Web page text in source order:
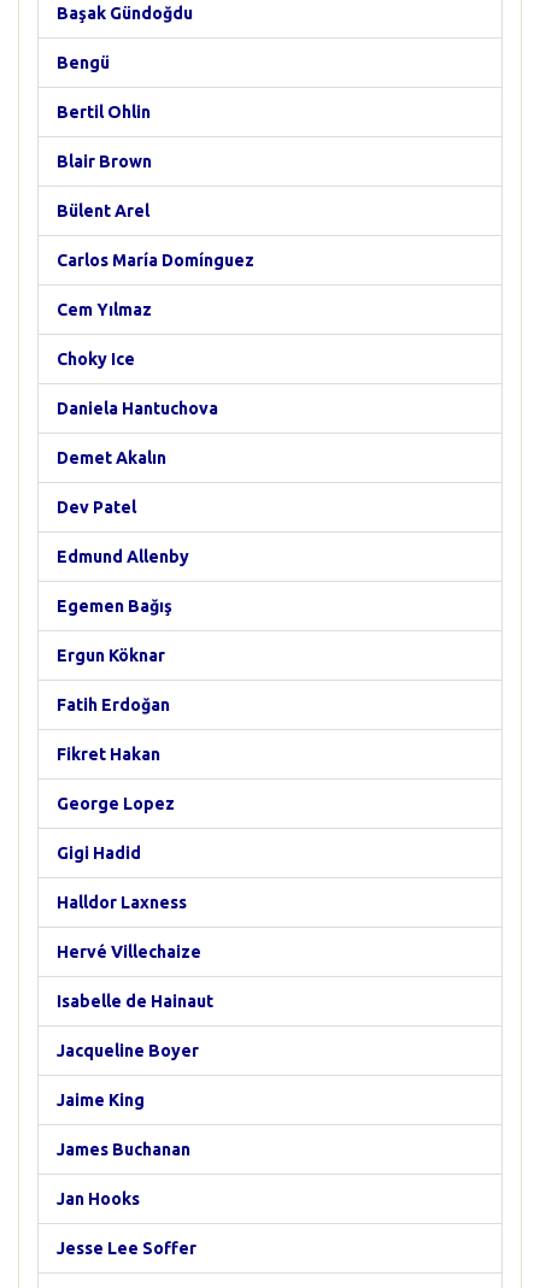
Başak Gündoğdu
Bengü
Bertil Ohlin
Blair Brown
Bülent Arel
Carlos María Domínguez
Cem Yılmaz
Choky Ice
Daniela Hantuchova
Demet Akalın
Dev Patel
Edmund Allenby
Egemen Bağış
Ergun Köknar
Fatih Erdoğan
Fikret Hakan
George Lopez
Gigi Hadid
Halldor Laxness
Hervé Villechaize
Isabelle de Hainaut
Jacqueline Boyer
Jaime King
James Buchanan
Jan Hooks
Jesse Lee Soffer